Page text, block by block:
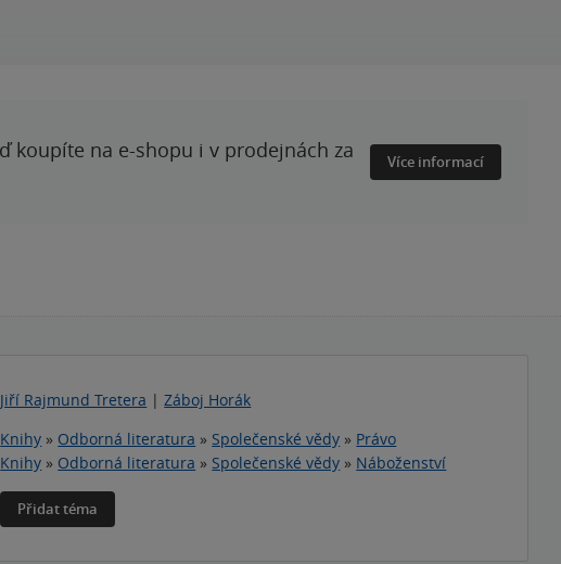
koupíte na e-shopu i v prodejnách za
Více informací
Jiří Rajmund Tretera |Záboj Horák
Knihy » Odborná literatura » Společenské vědy » Právo
Knihy » Odborná literatura » Společenské vědy » Náboženství
Přidat téma